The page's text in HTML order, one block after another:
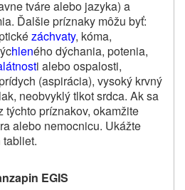
tváre alebo jazyka) a
Ďalšie príznaky môžu byť:
záchvaty, kóma,
hleného dýchania, potenia,
i alebo ospalosti,
(aspirácia), vysoký krvný
neobvyklý tlkot srdca. Ak sa
týchto príznakov, okamžite
alebo nemocnicu. Ukážte
EGIS